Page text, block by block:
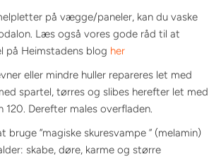
på vægge/paneler, kan du vaske
Læs også vores gode råd til at
på Heimstadens blog her
eller mindre huller repareres let med
spartel, tørres og slibes herefter let med
120. Derefter males overfladen.
bruge ”magiske skuresvampe ” (melamin)
skabe, døre, karme og større